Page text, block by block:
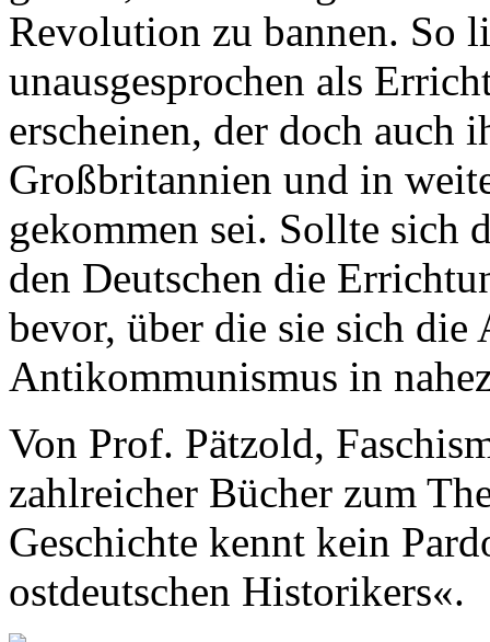
Revolution zu bannen. So
unausgesprochen als
erscheinen, der doch auch
Großbritannien und in
gekommen sei. Sollte sich
den Deutschen die
bevor, über die sie sich die
Antikommunismus in
Von Prof. Pätzold,
zahlreicher Bücher zum
Geschichte kennt kein
ostdeutschen Historikers«.